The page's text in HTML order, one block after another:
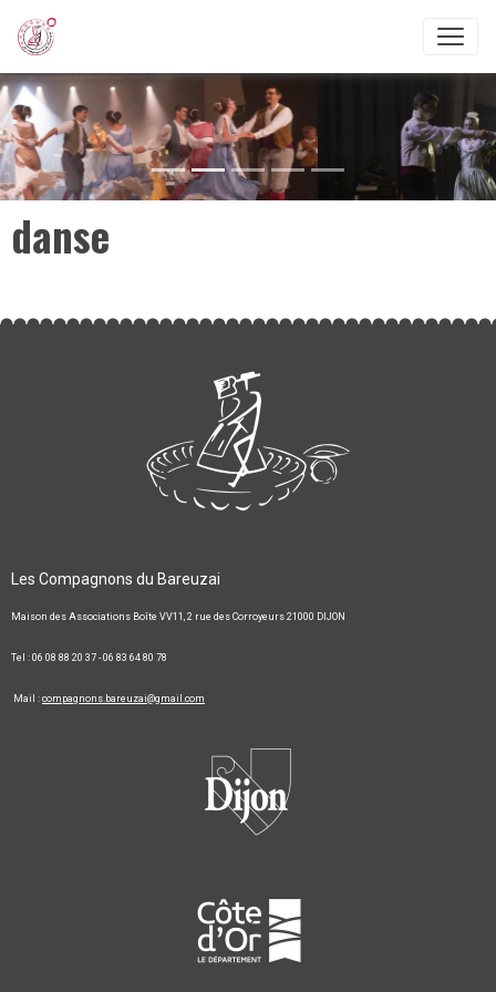
danse
Les Compagnons du Bareuzai
Maison des Associations Boîte VV11, 2 rue des Corroyeurs 21000 DIJON
Tel : 06 08 88 20 37 - 06 83 64 80 78
Mail : compagnons.bareuzai@gmail.com